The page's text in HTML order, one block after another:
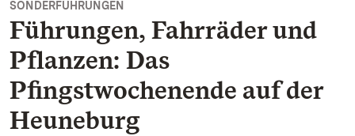
SONDERFÜHRUNGEN
Führungen, Fahrräder und
Pflanzen: Das
Pfingstwochenende auf der
Heuneburg